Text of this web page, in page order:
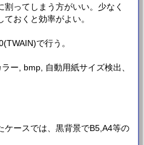
ってしまう方がいい。少なく
おくと効率がよい。
で行う。
ー, bmp, 自動用紙サイズ検出、
ケースでは、黒背景でB5,A4等の